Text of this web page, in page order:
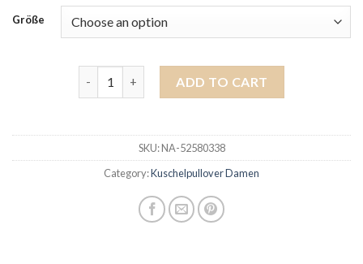
Größe
ADD TO CART
SKU:NA-52580338
Category:Kuschelpullover Damen